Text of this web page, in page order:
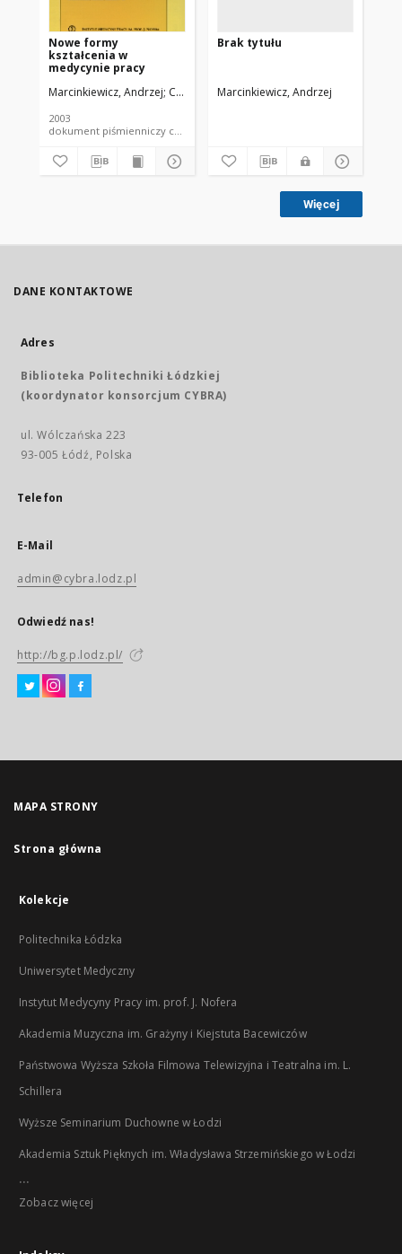
Nowe formy
kształcenia w
medycynie pracy
Marcinkiewicz, Andrzej Cybart, Adam Chromińska-Szosland, Dorota
2003
dokument piśmienniczy czasopismo - artykuł
Brak tytułu
Marcinkiewicz, Andrzej
Więcej
DANE KONTAKTOWE
Adres
Biblioteka Politechniki Łódzkiej
(koordynator konsorcjum CYBRA)
ul. Wólczańska 223
93-005 Łódź, Polska
Telefon
E-Mail
admin@cybra.lodz.pl
Odwiedź nas!
http://bg.p.lodz.pl/
MAPA STRONY
Strona główna
Kolekcje
Politechnika Łódzka
Uniwersytet Medyczny
Instytut Medycyny Pracy im. prof. J. Nofera
Akademia Muzyczna im. Grażyny i Kiejstuta Bacewiczów
Państwowa Wyższa Szkoła Filmowa Telewizyjna i Teatralna im. L.
Schillera
Wyższe Seminarium Duchowne w Łodzi
Akademia Sztuk Pięknych im. Władysława Strzemińskiego w Łodzi
...
Zobacz więcej